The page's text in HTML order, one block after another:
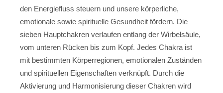
den Energiefluss steuern und unsere körperliche,
emotionale sowie spirituelle Gesundheit fördern. Die
sieben Hauptchakren verlaufen entlang der Wirbelsäule,
vom unteren Rücken bis zum Kopf. Jedes Chakra ist
mit bestimmten Körperregionen, emotionalen Zuständen
und spirituellen Eigenschaften verknüpft. Durch die
Aktivierung und Harmonisierung dieser Chakren wird